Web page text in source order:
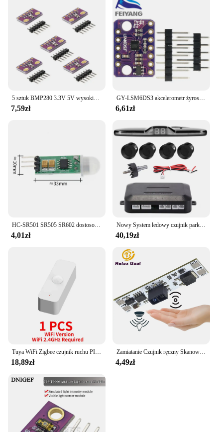
5 sztuk BMP280 3.3V 5V wysokiej precyzji moduł czujnika ciśnienia atmosferycznego cyfrowy moduł czujnika temperatury i wilgotności barometrycznej
7,59zł
GY-LSM6DS3 akcelerometr żyroskopowy wbudowany cyfrowy czujnik temperatury płyta SPI IIC I2C interfejs moduł wyłączający LSM6DS3
6,61zł
HC-SR501 SR505 SR602 dostosowują moduł detektora piroelektryczny czujnik ruchu PIR na podczerwień IR
4,01zł
Nowy System ledowy czujnik parkowania podświetlenia monitora Parktronic zestaw zapasowy detektor asystent 4 sondy
40,19zł
18,89zł
Zamiatanie Czujnik ręczny Skanowanie na krótkie odległości Przełącznik dotykowy Moduł pojemnościowy Czujnik ruchu PIR 120W 5V-24V 5A Lampy sterujące ściemnianiem LED
4,49zł